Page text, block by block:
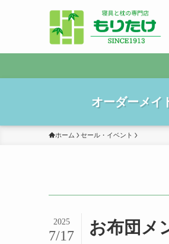
オーダーメイ
ホーム セール・イベント
お布団メ
2025
7/17